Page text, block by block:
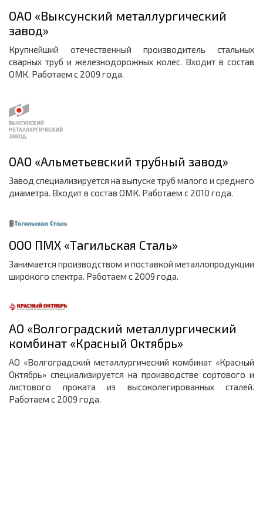
ОАО «Выксунский металлургический
завод»
Крупнейший отечественный производитель стальных
сварных труб и железнодорожных колес. Входит в состав
ОМК. Работаем с 2009 года.
ОАО «Альметьевский трубный завод»
Завод специализируется на выпуске труб малого и среднего
диаметра. Входит в состав ОМК. Работаем с 2010 года.
ООО ПМХ «Тагильская Сталь»
Занимается прoизвoдcтвoм и пocтавкой металлoпрoдукции
ширoкoгo cпектра. Работаем с 2009 года.
АО «Волгоградский металлургический
комбинат «Красный Октябрь»
АО «Волгоградский металлургический комбинат «Красный
Октябрь» специализируется на производстве сортового и
листового проката из высоколегированных сталей.
Работаем с 2009 года.